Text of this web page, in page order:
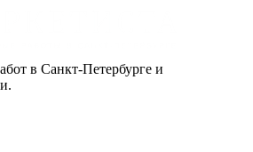
в Санкт-Петербурге и